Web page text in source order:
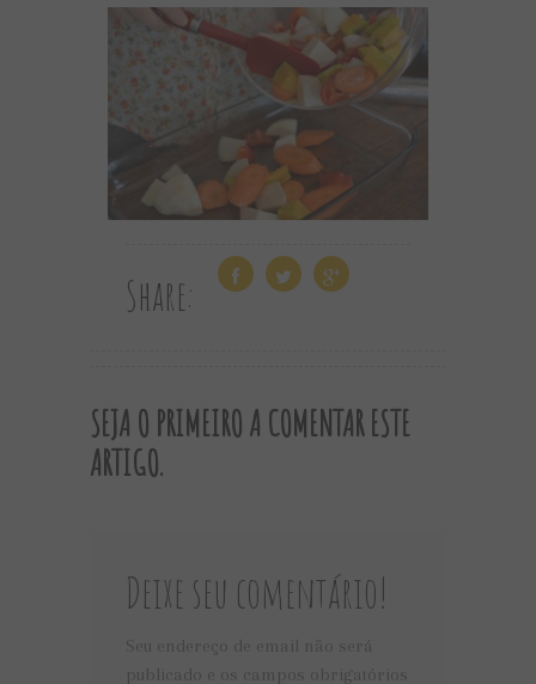
Share:
SEJA O PRIMEIRO A COMENTAR ESTE
ARTIGO.
Deixe seu comentário!
Seu endereço de email não será
publicado e os campos obrigatórios